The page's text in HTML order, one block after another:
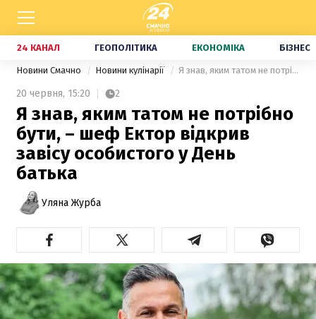
24 КАНАЛ ГЕОПОЛІТИКА ЕКОНОМІКА БІЗНЕС
Новини Смачно Новини кулінарії Я знав, яким татом не потрібно бути, – шеф Ектор відкрив завісу особистого у День батька
20 червня, 15:20 2
Я знав, яким татом не потрібно
бути, – шеф Ектор відкрив
завісу особистого у День
батька
Уляна Журба